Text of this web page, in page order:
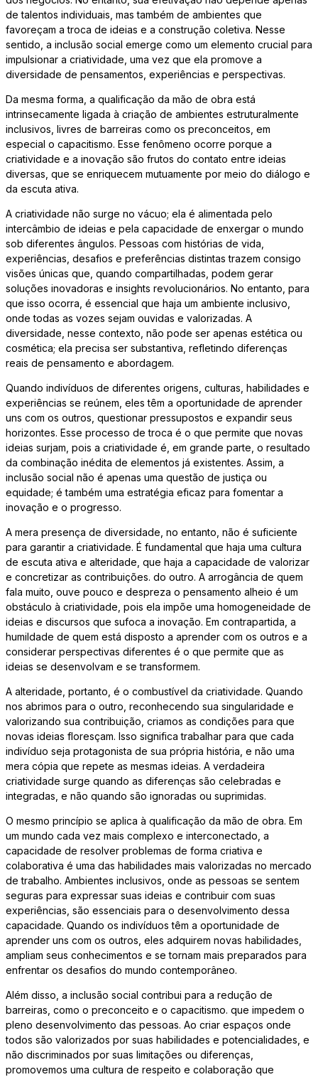
de talentos individuais, mas também de ambientes que
favoreçam a troca de ideias e a construção coletiva. Nesse
sentido, a inclusão social emerge como um elemento crucial para
impulsionar a criatividade, uma vez que ela promove a
diversidade de pensamentos, experiências e perspectivas.
Da mesma forma, a qualificação da mão de obra está
intrinsecamente ligada à criação de ambientes estruturalmente
inclusivos, livres de barreiras como os preconceitos, em
especial o capacitismo. Esse fenômeno ocorre porque a
criatividade e a inovação são frutos do contato entre ideias
diversas, que se enriquecem mutuamente por meio do diálogo e
da escuta ativa.
A criatividade não surge no vácuo; ela é alimentada pelo
intercâmbio de ideias e pela capacidade de enxergar o mundo
sob diferentes ângulos. Pessoas com histórias de vida,
experiências, desafios e preferências distintas trazem consigo
visões únicas que, quando compartilhadas, podem gerar
soluções inovadoras e insights revolucionários. No entanto, para
que isso ocorra, é essencial que haja um ambiente inclusivo,
onde todas as vozes sejam ouvidas e valorizadas. A
diversidade, nesse contexto, não pode ser apenas estética ou
cosmética; ela precisa ser substantiva, refletindo diferenças
reais de pensamento e abordagem.
Quando indivíduos de diferentes origens, culturas, habilidades e
experiências se reúnem, eles têm a oportunidade de aprender
uns com os outros, questionar pressupostos e expandir seus
horizontes. Esse processo de troca é o que permite que novas
ideias surjam, pois a criatividade é, em grande parte, o resultado
da combinação inédita de elementos já existentes. Assim, a
inclusão social não é apenas uma questão de justiça ou
equidade; é também uma estratégia eficaz para fomentar a
inovação e o progresso.
A mera presença de diversidade, no entanto, não é suficiente
para garantir a criatividade. É fundamental que haja uma cultura
de escuta ativa e alteridade, que haja a capacidade de valorizar
e concretizar as contribuições. do outro. A arrogância de quem
fala muito, ouve pouco e despreza o pensamento alheio é um
obstáculo à criatividade, pois ela impõe uma homogeneidade de
ideias e discursos que sufoca a inovação. Em contrapartida, a
humildade de quem está disposto a aprender com os outros e a
considerar perspectivas diferentes é o que permite que as
ideias se desenvolvam e se transformem.
A alteridade, portanto, é o combustível da criatividade. Quando
nos abrimos para o outro, reconhecendo sua singularidade e
valorizando sua contribuição, criamos as condições para que
novas ideias floresçam. Isso significa trabalhar para que cada
indivíduo seja protagonista de sua própria história, e não uma
mera cópia que repete as mesmas ideias. A verdadeira
criatividade surge quando as diferenças são celebradas e
integradas, e não quando são ignoradas ou suprimidas.
O mesmo princípio se aplica à qualificação da mão de obra. Em
um mundo cada vez mais complexo e interconectado, a
capacidade de resolver problemas de forma criativa e
colaborativa é uma das habilidades mais valorizadas no mercado
de trabalho. Ambientes inclusivos, onde as pessoas se sentem
seguras para expressar suas ideias e contribuir com suas
experiências, são essenciais para o desenvolvimento dessa
capacidade. Quando os indivíduos têm a oportunidade de
aprender uns com os outros, eles adquirem novas habilidades,
ampliam seus conhecimentos e se tornam mais preparados para
enfrentar os desafios do mundo contemporâneo.
Além disso, a inclusão social contribui para a redução de
barreiras, como o preconceito e o capacitismo. que impedem o
pleno desenvolvimento das pessoas. Ao criar espaços onde
todos são valorizados por suas habilidades e potencialidades, e
não discriminados por suas limitações ou diferenças,
promovemos uma cultura de respeito e colaboração que